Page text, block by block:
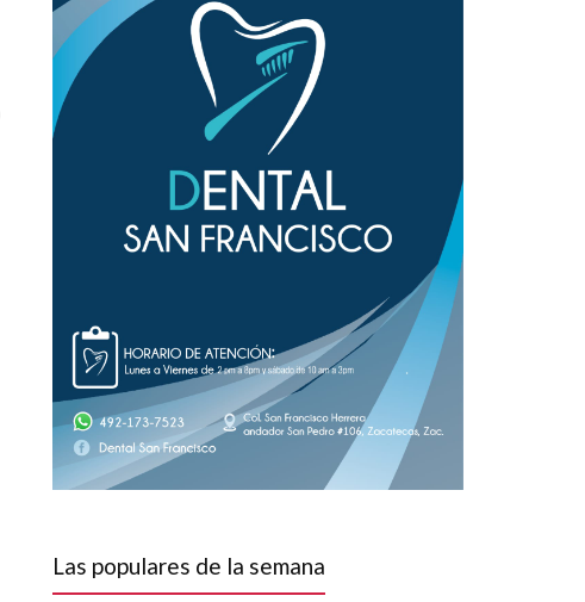
Las populares de la semana